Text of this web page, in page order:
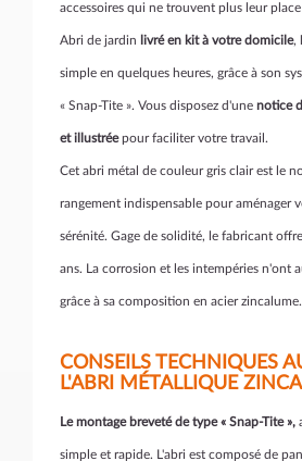
accessoires qui ne trouvent plus leur place
Abri de jardin livré en kit à votre domicile,
simple en quelques heures, grâce à son
« Snap-Tite ». Vous disposez d'une notice
et illustréepour faciliter votre travail.
Cet abri métal de couleur gris clair est le
rangement indispensable pour aménager
sérénité. Gage de solidité, le fabricant
ans. La corrosion et les intempéries n'ont
grâce à sa composition en acier zincalume.
CONSEILS TECHNIQUES
L'ABRI MÉTALLIQUE
Le montage breveté de type « Snap-Tite »,
simple et rapide. L'abri est composé de